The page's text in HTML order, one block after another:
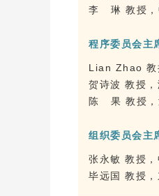
李 琳 教授，
程序委员会主
Lian Zhao 教
贺诗波 教授，
陈 果 教授，
组织委员会主
张永敏 教授，
毕远国 教授，